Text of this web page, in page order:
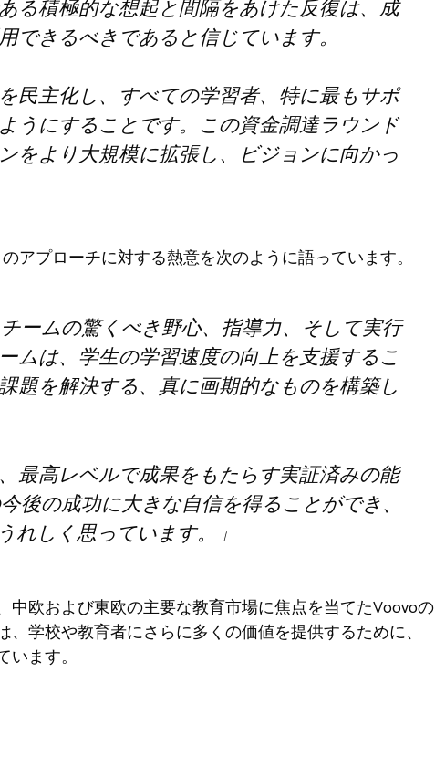
る積極的な想起と間隔をあけた反復は、成
きるべきであると信じています。
民主化し、すべての学習者、特に最もサポ
うにすることです。この資金調達ラウンド
をより大規模に拡張し、ビジョンに向かっ
アプローチに対する熱意を次のように語っています。
ームの驚くべき野心、指導力、そして実行
ムは、学生の学習速度の向上を支援するこ
題を解決する、真に画期的なものを構築し
最高レベルで成果をもたらす実証済みの能
後の成功に大きな自信を得ることができ、
しく思っています。 」
欧および東欧の主要な教育市場に焦点を当てたVoovoの
学校や教育者にさらに多くの価値を提供するために、
ます。